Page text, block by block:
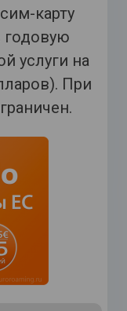
карту
годовую
услуги на
При